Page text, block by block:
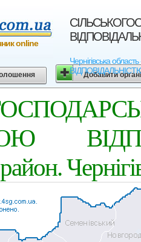
Чернігівська
ВІДПОВІДАЛЬНІСТЮ
online
Добавити